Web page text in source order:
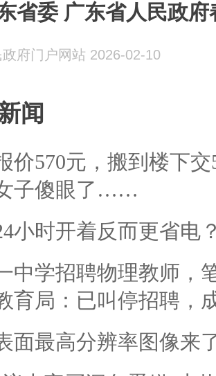
省委 广东省人民政府
府门户网站 2026-02-10
闻
价570元，搬到楼下
子傻眼了……
小时开着反而更省电
中学招聘物理教师，
育局：已叫停招聘，
面最高分辨率图像来